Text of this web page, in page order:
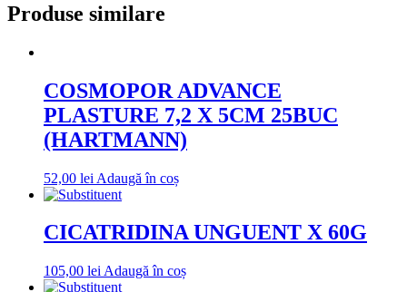
Produse similare
COSMOPOR ADVANCE
PLASTURE 7,2 X 5CM 25BUC
(HARTMANN)
52,00 lei Adaugă în coș
CICATRIDINA UNGUENT X 60G
105,00 lei Adaugă în coș